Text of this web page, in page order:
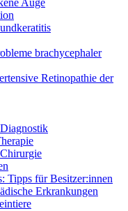
Auge
brachycephaler
Retinopathie der
Tipps für Besitzer:innen
Erkrankungen